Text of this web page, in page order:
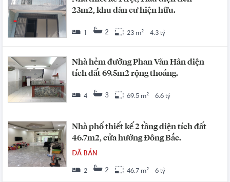
23m2, khu dân cư hiện hữu.
2 23 m² 4.3 tỷ
Nhà hẻm đường Phan Văn Hân diện
tích đất 69.5m2 rộng thoáng.
4 3 69.5 m² 6.6 tỷ
Nhà phố thiết kế 2 tầng diện tích đất
46.7m2, cửa hướng Đông Bắc.
ĐÃ BÁN
2 2 46.7 m² 6 tỷ